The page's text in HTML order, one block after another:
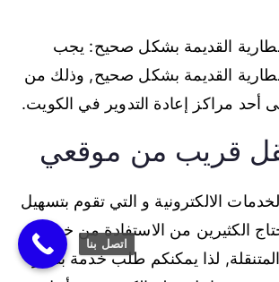
القديمة بشكل صحيح: يجب
القديمة بشكل صحيح, وذلك من
أحد مراكز إعادة التدوير في الكويت.
قريب من موقعي
الالكترونية و التي تقوم بتسهيل
الكثيرين من الاستفادة من خدمات
لذا يمكنكم طلب خدمة بنشر
اتصل بنا